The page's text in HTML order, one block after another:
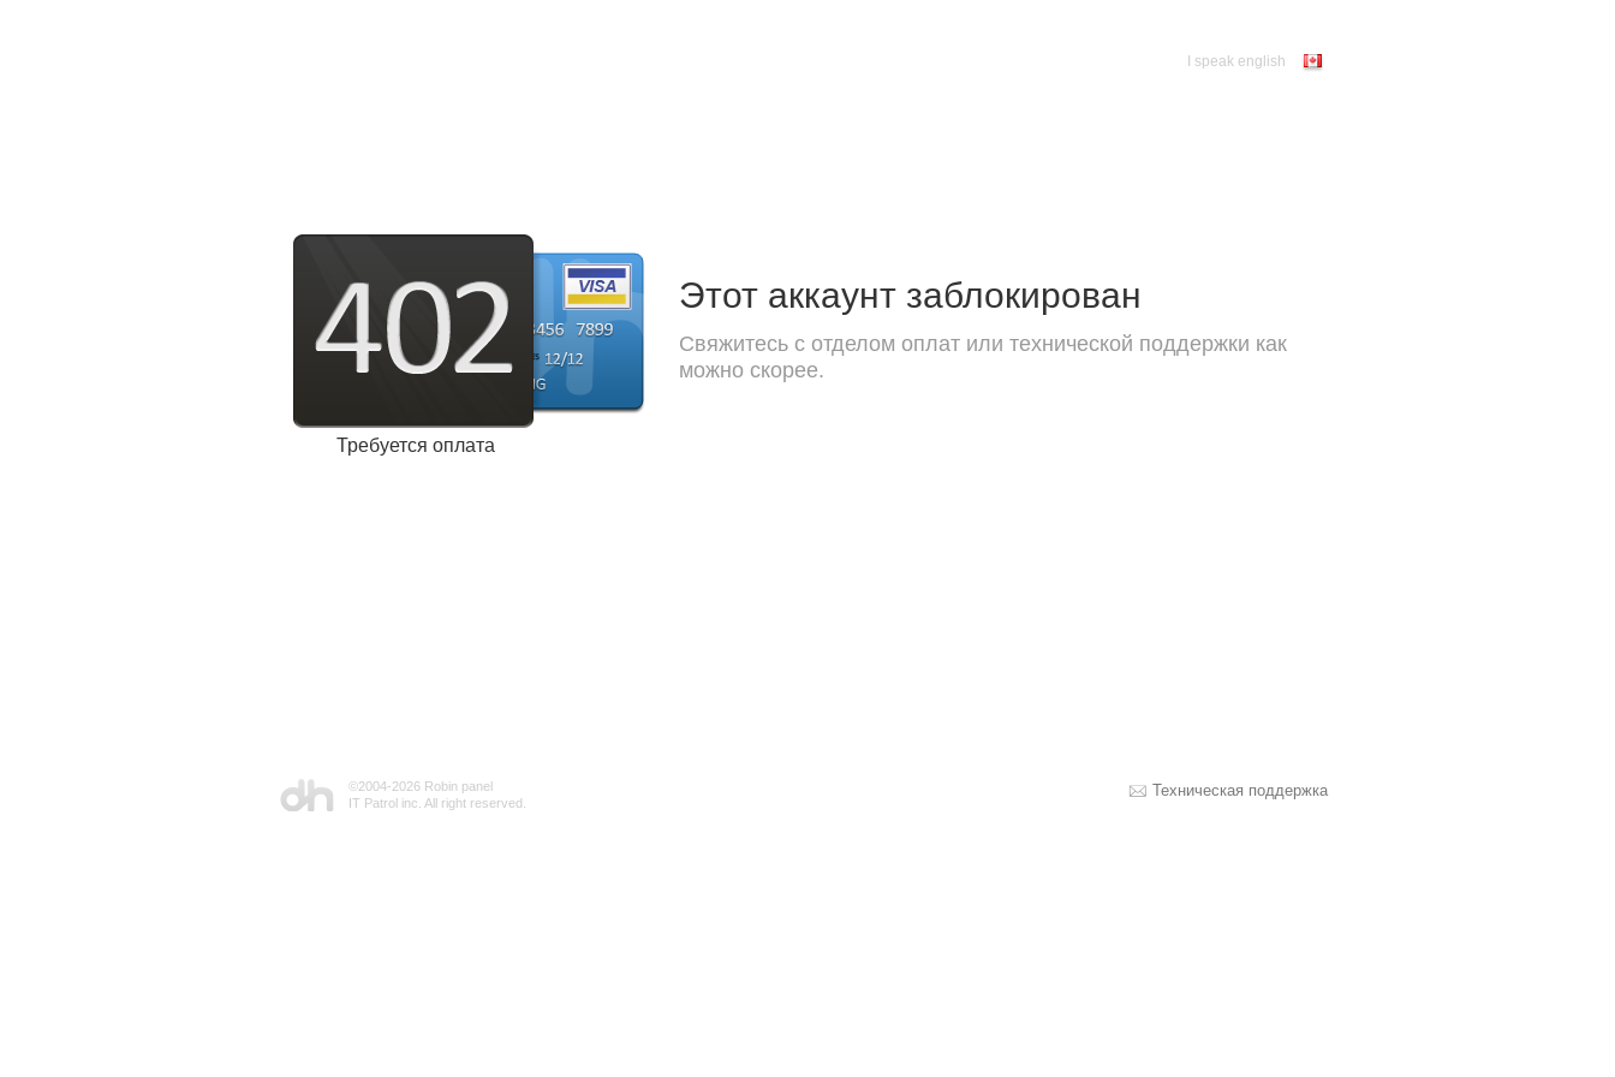
I speak english
Требуется оплата
Этот аккаунт заблокирован
Свяжитесь с отделом оплат или технической поддержки как
можно скорее.
Техническая поддержка
©2004-2026 Robin panel
IT Patrol inc. All right reserved.